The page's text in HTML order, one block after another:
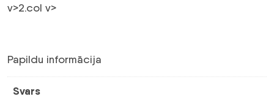
v>2.col v>
Papildu informācija
Svars